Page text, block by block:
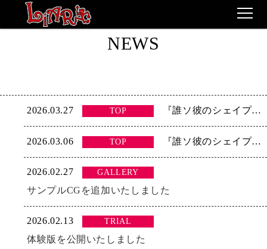
GALLERY
TRIAL
EVENT
SPECIAL
NEWS
2026.03.27 TOP 『誰ソ彼のシェイプシフター』本日発売です！
2026.03.06 TOP 『誰ソ彼のシェイプシフター』マスターアップいたしました！
2026.02.27 GALLERY
サンプルCGを追加いたしました
2026.02.13 TRIAL
体験版を公開いたしました